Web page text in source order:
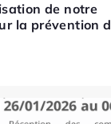
de notre
la prévention